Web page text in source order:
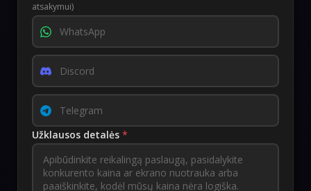
atsakymui)
Užklausos detalės *